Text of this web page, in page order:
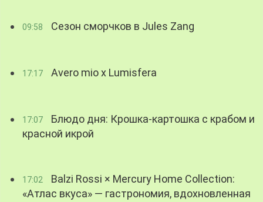
09:58 Сезон сморчков в Jules Zang
17:17 Avero mio x Lumisfera
17:07
Блюдо дня: Крошка-картошка с крабом и
красной икрой
17:02
Balzi Rossi × Mercury Home Collection:
«Атлас вкуса» — гастрономия, вдохновленная